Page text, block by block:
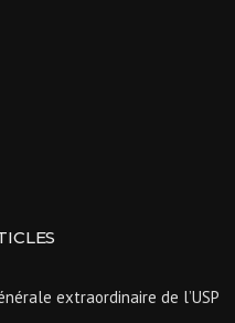
extraordinaire de l’USP